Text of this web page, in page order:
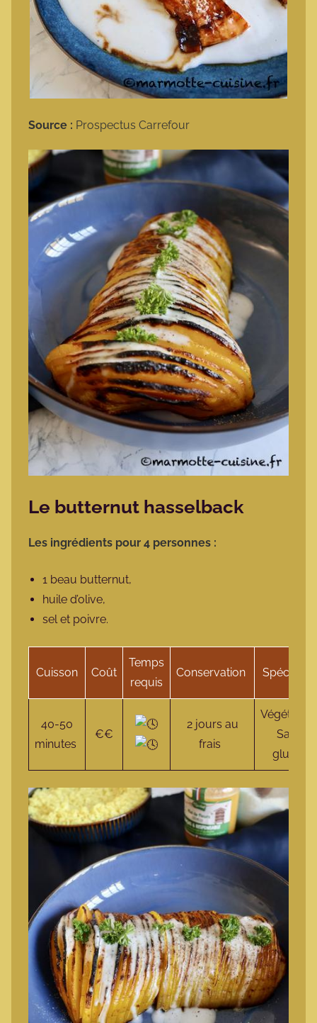
Source : Prospectus Carrefour
Le butternut hasselback
Les ingrédients pour 4 personnes :
1 beau butternut,
huile d’olive,
sel et poivre.
Cuisson Coût
Temps
requis
Conservation Spécificité
40-50
minutes
€€
2 jours au
frais
Végétalien
Sans
gluten